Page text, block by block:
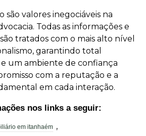
são valores inegociáveis na
Todas as informações e
tratados com o mais alto nível
garantindo total
um ambiente de confiança
com a reputação e a
em cada interação.
nos links a seguir:
em itanhaém ,